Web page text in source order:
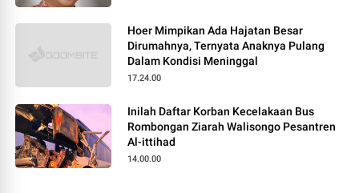
Hoer Mimpikan Ada Hajatan Besar
Dirumahnya, Ternyata Anaknya Pulang
Dalam Kondisi Meninggal
17.24.00
Inilah Daftar Korban Kecelakaan Bus
Rombongan Ziarah Walisongo Pesantren
Al-ittihad
14.00.00